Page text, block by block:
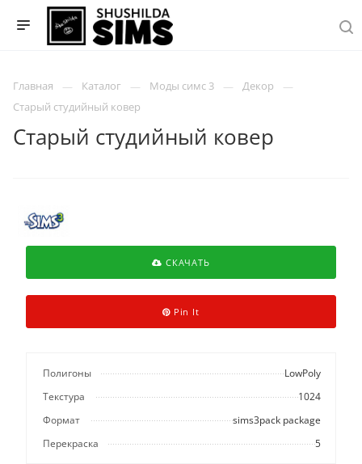
Главная Каталог Моды симс 3
Декор
Старый студийный ковер
Старый студийный ковер
СКАЧАТЬ
Pin It
Полигоны
LowPoly
Текстура
1024
Формат
sims3pack package
Перекраска
5